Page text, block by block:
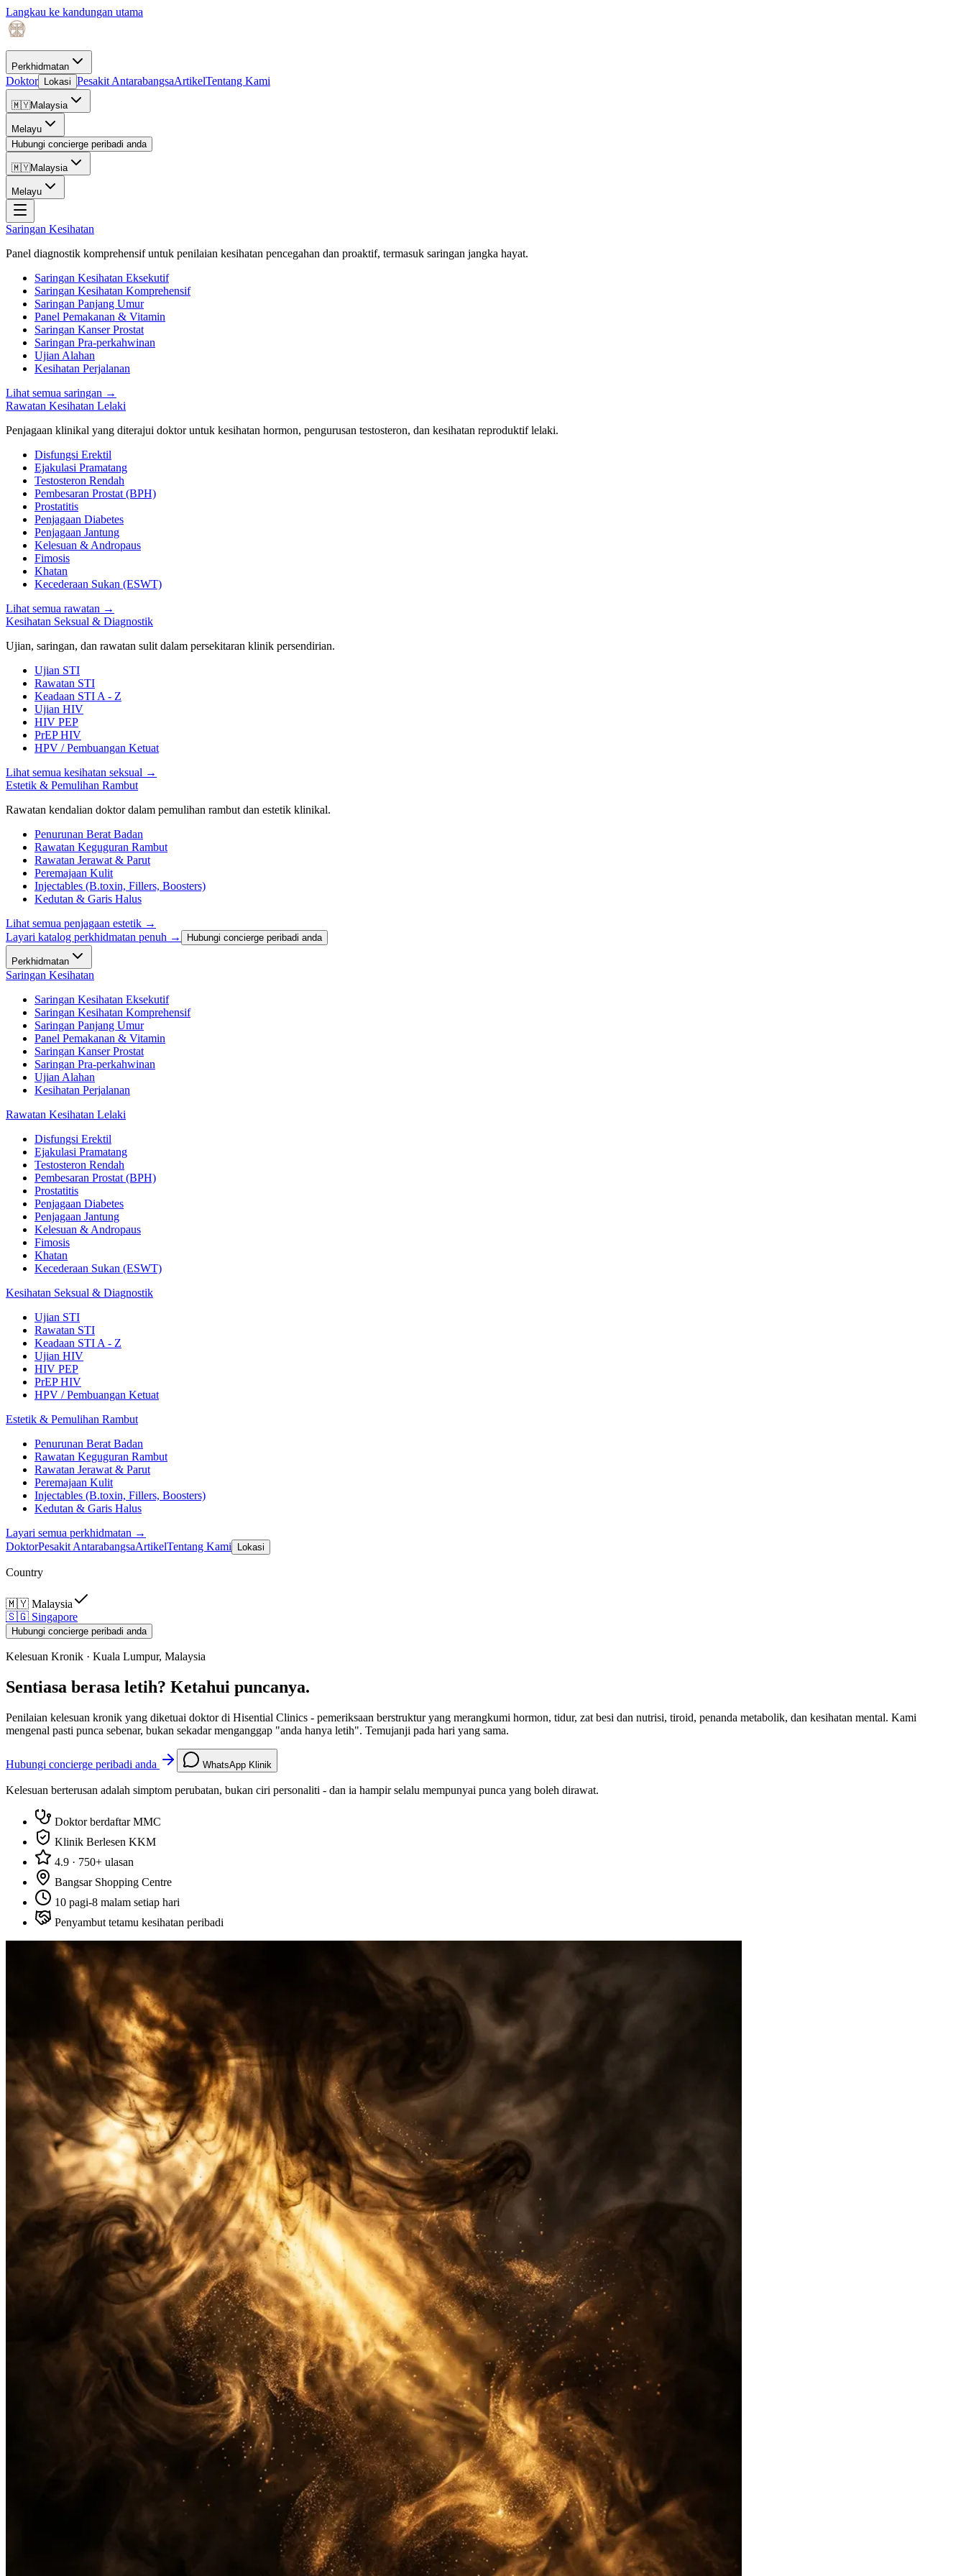
Langkau ke kandungan utama
Perkhidmatan
Doktor Lokasi Pesakit AntarabangsaArtikelTentang Kami
🇲🇾Malaysia
Melayu
Hubungi concierge peribadi anda
🇲🇾Malaysia
Melayu
Saringan Kesihatan
Panel diagnostik komprehensif untuk penilaian kesihatan pencegahan dan proaktif, termasuk saringan jangka hayat.
Saringan Kesihatan Eksekutif
Saringan Kesihatan Komprehensif
Saringan Panjang Umur
Panel Pemakanan & Vitamin
Saringan Kanser Prostat
Saringan Pra-perkahwinan
Ujian Alahan
Kesihatan Perjalanan
Lihat semua saringan →
Rawatan Kesihatan Lelaki
Penjagaan klinikal yang diterajui doktor untuk kesihatan hormon, pengurusan testosteron, dan kesihatan reproduktif lelaki.
Disfungsi Erektil
Ejakulasi Pramatang
Testosteron Rendah
Pembesaran Prostat (BPH)
Prostatitis
Penjagaan Diabetes
Penjagaan Jantung
Kelesuan & Andropaus
Fimosis
Khatan
Kecederaan Sukan (ESWT)
Lihat semua rawatan →
Kesihatan Seksual & Diagnostik
Ujian, saringan, dan rawatan sulit dalam persekitaran klinik persendirian.
Ujian STI
Rawatan STI
Keadaan STI A - Z
Ujian HIV
HIV PEP
PrEP HIV
HPV / Pembuangan Ketuat
Lihat semua kesihatan seksual →
Estetik & Pemulihan Rambut
Rawatan kendalian doktor dalam pemulihan rambut dan estetik klinikal.
Penurunan Berat Badan
Rawatan Keguguran Rambut
Rawatan Jerawat & Parut
Peremajaan Kulit
Injectables (B.toxin, Fillers, Boosters)
Kedutan & Garis Halus
Lihat semua penjagaan estetik →
Layari katalog perkhidmatan penuh →
Hubungi concierge peribadi anda
Perkhidmatan
Saringan Kesihatan
Saringan Kesihatan Eksekutif
Saringan Kesihatan Komprehensif
Saringan Panjang Umur
Panel Pemakanan & Vitamin
Saringan Kanser Prostat
Saringan Pra-perkahwinan
Ujian Alahan
Kesihatan Perjalanan
Rawatan Kesihatan Lelaki
Disfungsi Erektil
Ejakulasi Pramatang
Testosteron Rendah
Pembesaran Prostat (BPH)
Prostatitis
Penjagaan Diabetes
Penjagaan Jantung
Kelesuan & Andropaus
Fimosis
Khatan
Kecederaan Sukan (ESWT)
Kesihatan Seksual & Diagnostik
Ujian STI
Rawatan STI
Keadaan STI A - Z
Ujian HIV
HIV PEP
PrEP HIV
HPV / Pembuangan Ketuat
Estetik & Pemulihan Rambut
Penurunan Berat Badan
Rawatan Keguguran Rambut
Rawatan Jerawat & Parut
Peremajaan Kulit
Injectables (B.toxin, Fillers, Boosters)
Kedutan & Garis Halus
Layari semua perkhidmatan →
DoktorPesakit AntarabangsaArtikelTentang Kami Lokasi
Country
🇲🇾 Malaysia
🇸🇬 Singapore
Hubungi concierge peribadi anda
Kelesuan Kronik · Kuala Lumpur, Malaysia
Sentiasa berasa letih? Ketahui puncanya.
Penilaian kelesuan kronik yang diketuai doktor di Hisential Clinics - pemeriksaan berstruktur yang merangkumi hormon, tidur, zat besi dan nutrisi, tiroid, penanda metabolik, dan kesihatan mental. Kami
mengenal pasti punca sebenar, bukan sekadar menganggap "anda hanya letih". Temujanji pada hari yang sama.
Hubungi concierge peribadi anda WhatsApp Klinik
Kelesuan berterusan adalah simptom perubatan, bukan ciri personaliti - dan ia hampir selalu mempunyai punca yang boleh dirawat.
Doktor berdaftar MMC
Klinik Berlesen KKM
4.9 · 750+ ulasan
Bangsar Shopping Centre
10 pagi-8 malam setiap hari
Penyambut tetamu kesihatan peribadi